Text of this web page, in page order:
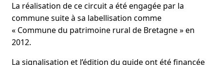
La réalisation de ce circuit a été engagée par la
commune suite à sa labellisation comme
« Commune du patrimoine rural de Bretagne » en
2012.
La signalisation et l’édition du guide ont été financée